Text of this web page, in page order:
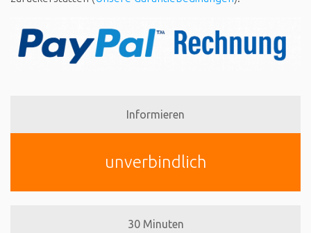
Informieren
unverbindlich
30 Minuten